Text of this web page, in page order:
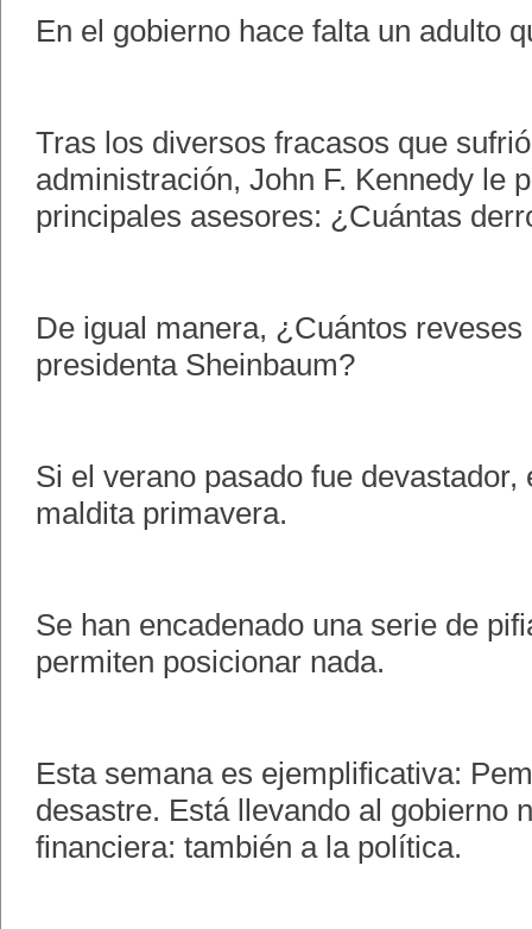
En el gobierno hace falta un adulto
Tras los diversos fracasos que
administración, John F. Kennedy le
principales asesores: ¿Cuántas
De igual manera, ¿Cuántos
presidenta Sheinbaum?
Si el verano pasado fue devastador,
maldita primavera.
Se han encadenado una serie de
permiten posicionar nada.
Esta semana es ejemplificativa:
desastre. Está llevando al gobierno
financiera: también a la política.